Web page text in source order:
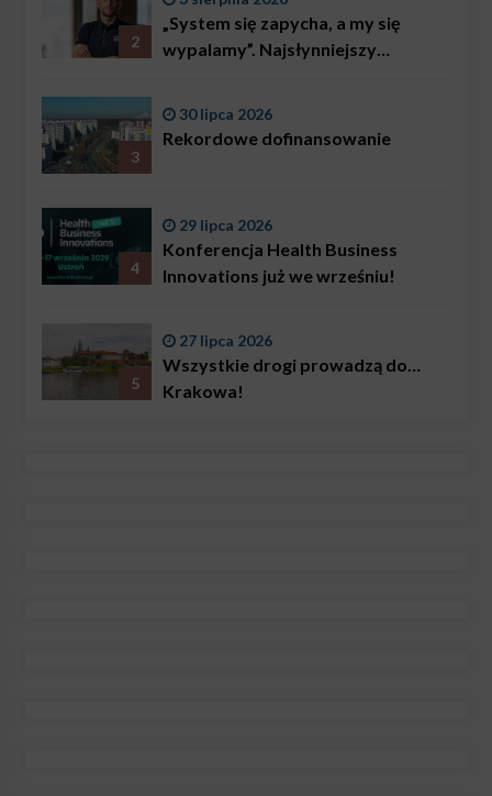
2
„System się zapycha, a my się
wypalamy”. Najsłynniejszy
problemem są nie tylko choroby
3
30 lipca 2026
Rekordowe dofinansowanie
4
29 lipca 2026
Konferencja Health Business
Innovations już we wrześniu!
5
27 lipca 2026
Wszystkie drogi prowadzą do…
Krakowa!